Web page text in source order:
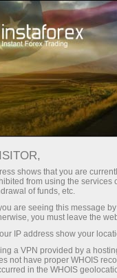
Hisob-varag'ini tez
Endi ish
uchun
shows that you are
from using the
of funds, etc.
are seeing this message
you must leave the
IP address show your
a VPN provided by a
not have proper WHOIS
in the WHOIS